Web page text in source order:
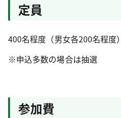
定員
400名程度（男女各200名程度）
※申込多数の場合は抽選
参加費